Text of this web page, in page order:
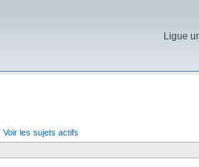
Ligue
Voir les sujets actifs